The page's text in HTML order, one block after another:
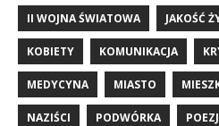
II WOJNA ŚWIATOWA JAKOŚĆ
KOBIETY KOMUNIKACJA
MEDYCYNA MIASTO
NAZIŚCI PODWÓRKA